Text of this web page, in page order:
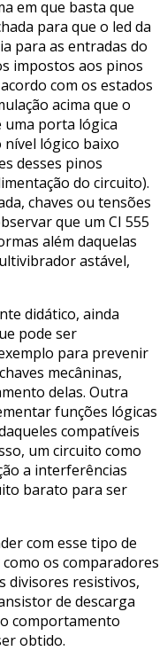
em que basta que
para que o led da
para as entradas do
impostos aos pinos
com os estados
acima que o
porta lógica
nível lógico baixo
desses pinos
do circuito).
chaves ou tensões
que um CI 555
além daquelas
astável,
didático, ainda
pode ser
para prevenir
mecâninas,
delas. Outra
funções lógicas
compatíveis
um circuito como
a interferências
barato para ser
com esse tipo de
os comparadores
divisores resistivos,
de descarga
comportamento
obtido.